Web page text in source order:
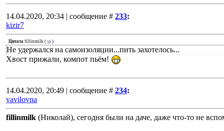
14.04.2020, 20:34 | сообщение # 233:
kizir7
Цитата fillinmilk ( )
Не удержался на самоизоляции...пить захотелось...
Хвост прижали, компот пьём!
14.04.2020, 20:49 | сообщение # 234:
vavilovna
fillinmilk (Николай), сегодня были на даче, даже что-то не